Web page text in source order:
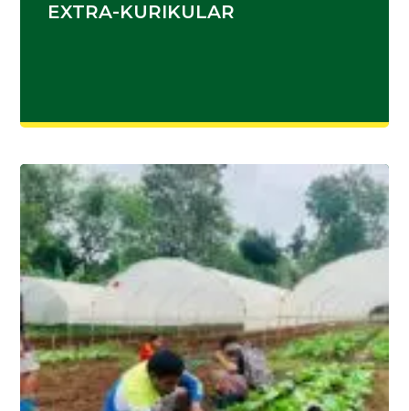
EXTRA-KURIKULAR